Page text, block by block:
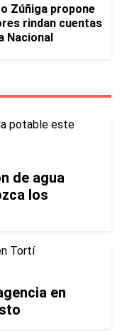
Zúñiga propone
rindan cuentas
Nacional
de agua
los
en